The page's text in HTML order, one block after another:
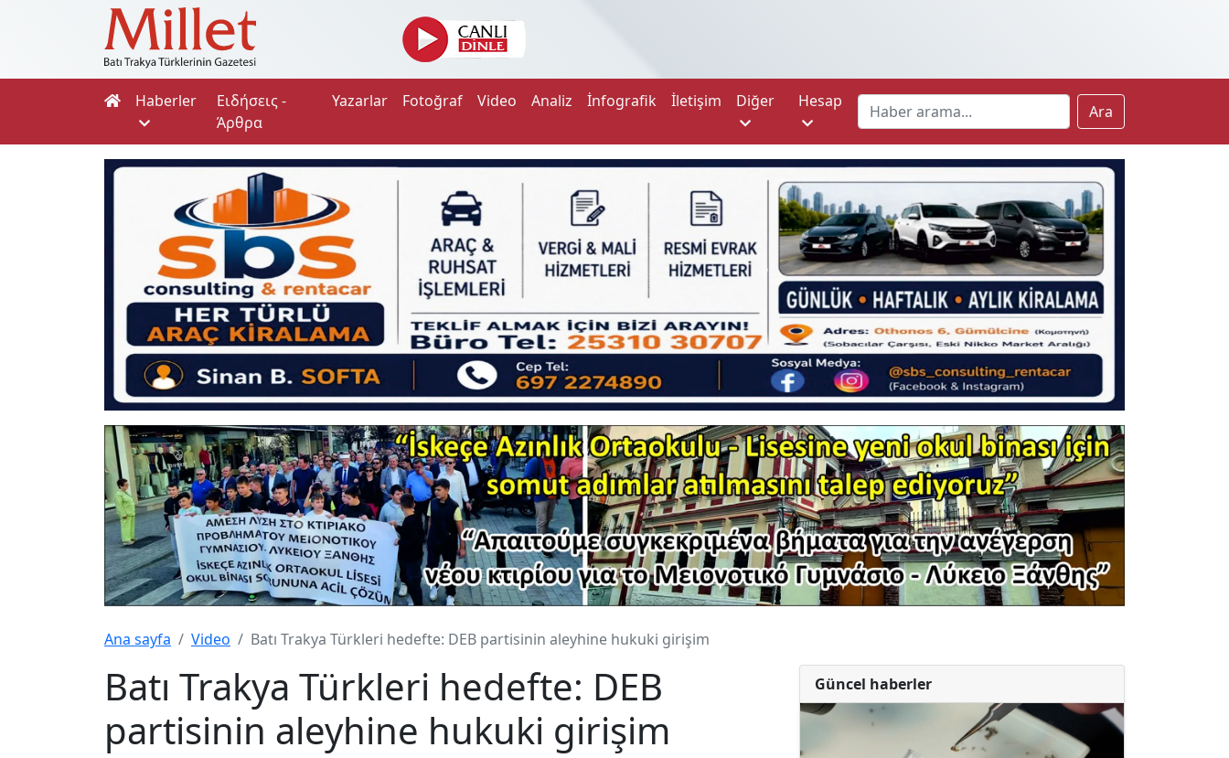
Haberler
Ειδήσεις -
Άρθρα
Yazarlar Fotoğraf Video Analiz İnfografik İletişim Diğer Hesap
Ara
Ana sayfa Video Batı Trakya Türkleri hedefte: DEB partisinin aleyhine hukuki girişim
Batı Trakya Türkleri hedefte: DEB
partisinin aleyhine hukuki girişim
Güncel haberler